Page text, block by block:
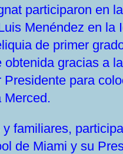
participaron en
Menéndez en la
de primer
gracias a
para
Merced.
familiares,
de Miami y su